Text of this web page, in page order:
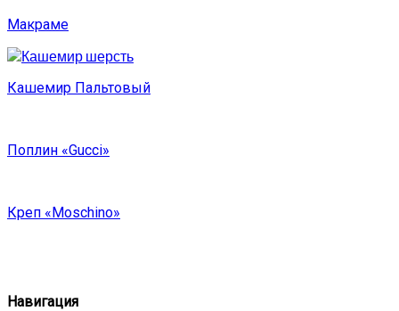
Макраме
Кашемир Пальтовый
Поплин «Gucci»
Креп «Moschino»
Навигация